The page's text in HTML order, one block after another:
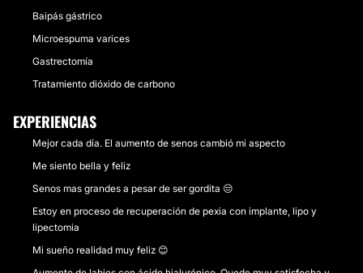
Baipás gástrico
Microespuma varices
Gastrectomía
Tratamiento dióxido de carbono
EXPERIENCIAS
Mejor cada día. El aumento de senos cambió mi aspecto
Me siento bella y feliz
Senos mas grandes a pesar de ser gordita 😒
Estoy en proceso de recuperación de pexia con implante, lipo y
lipectomia
Mi sueño realidad muy feliz 😊